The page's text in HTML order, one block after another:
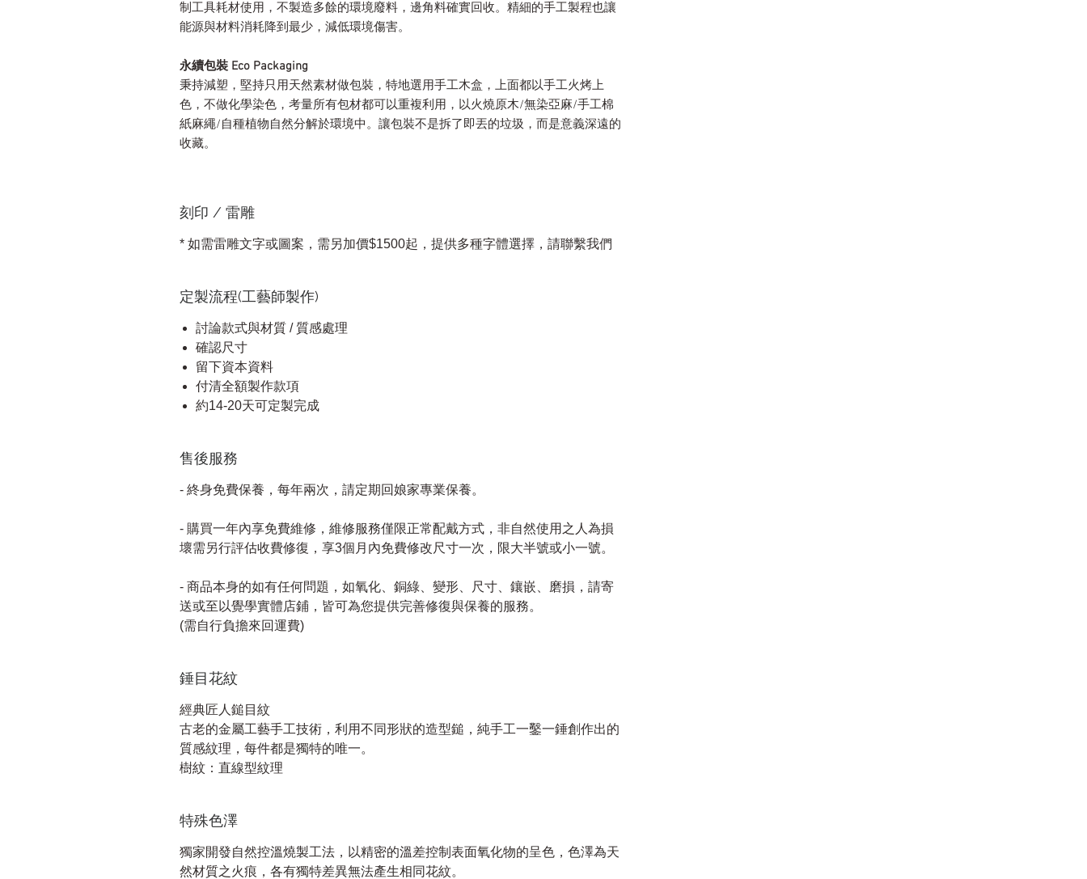
制工具耗材使用，不製造多餘的環境廢料，邊角料確實回收。精細的手工製程也讓
能源與材料消耗降到最少，減低環境傷害。
永續包裝 Eco Packaging
秉持減塑，堅持只用天然素材做包裝，特地選用手工木盒，上面都以手工火烤上
色，不做化學染色，考量所有包材都可以重複利用，以火燒原木/無染亞麻/手工棉
紙麻繩/自種植物自然分解於環境中。讓包裝不是拆了即丟的垃圾，而是意義深遠的
收藏。
刻印 / 雷雕
* 如需雷雕文字或圖案，需另加價$1500起，提供多種字體選擇，請聯繫我們
定製流程(工藝師製作)
討論款式與材質 / 質感處理
確認尺寸
留下資本資料
付清全額製作款項
約14-20天可定製完成
售後服務
- 終身免費保養，每年兩次，請定期回娘家專業保養。
- 購買一年內享免費維修，維修服務僅限正常配戴方式，非自然使用之人為損
壞需另行評估收費修復，享3個月內免費修改尺寸一次，限大半號或小一號。
- 商品本身的如有任何問題，如氧化、銅綠、變形、尺寸、鑲嵌、磨損，請寄
送或至以覺學實體店鋪，皆可為您提供完善修復與保養的服務。
(需自行負擔來回運費)
錘目花紋
經典匠人鎚目紋
古老的金屬工藝手工技術，利用不同形狀的造型鎚，純手工一鑿一錘創作出的
質感紋理，每件都是獨特的唯一。
樹紋：直線型紋理
特殊色澤
獨家開發自然控溫燒製工法，以精密的溫差控制表面氧化物的呈色，色澤為天
然材質之火痕，各有獨特差異無法產生相同花紋。